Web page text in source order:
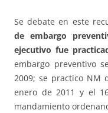
Se debate en este
de embargo
ejecutivo fue
embargo preventivo
2009; se practico NM
enero de 2011 y el
mandamiento